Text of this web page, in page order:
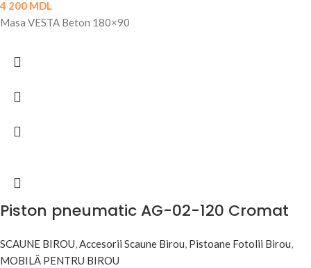
4 200 MDL
Masa VESTA Beton 180×90
Piston pneumatic AG-02-120 Cromat
SCAUNE BIROU,Accesorii Scaune Birou, Pistoane Fotolii Birou,
MOBILĂ PENTRU BIROU